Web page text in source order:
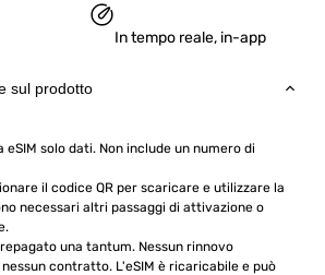
In tempo reale, in-app
sul prodotto
eSIM solo dati. Non include un numero di
il codice QR per scaricare e utilizzare la
necessari altri passaggi di attivazione o
una tantum. Nessun rinnovo
contratto. L'eSIM è ricaricabile e può